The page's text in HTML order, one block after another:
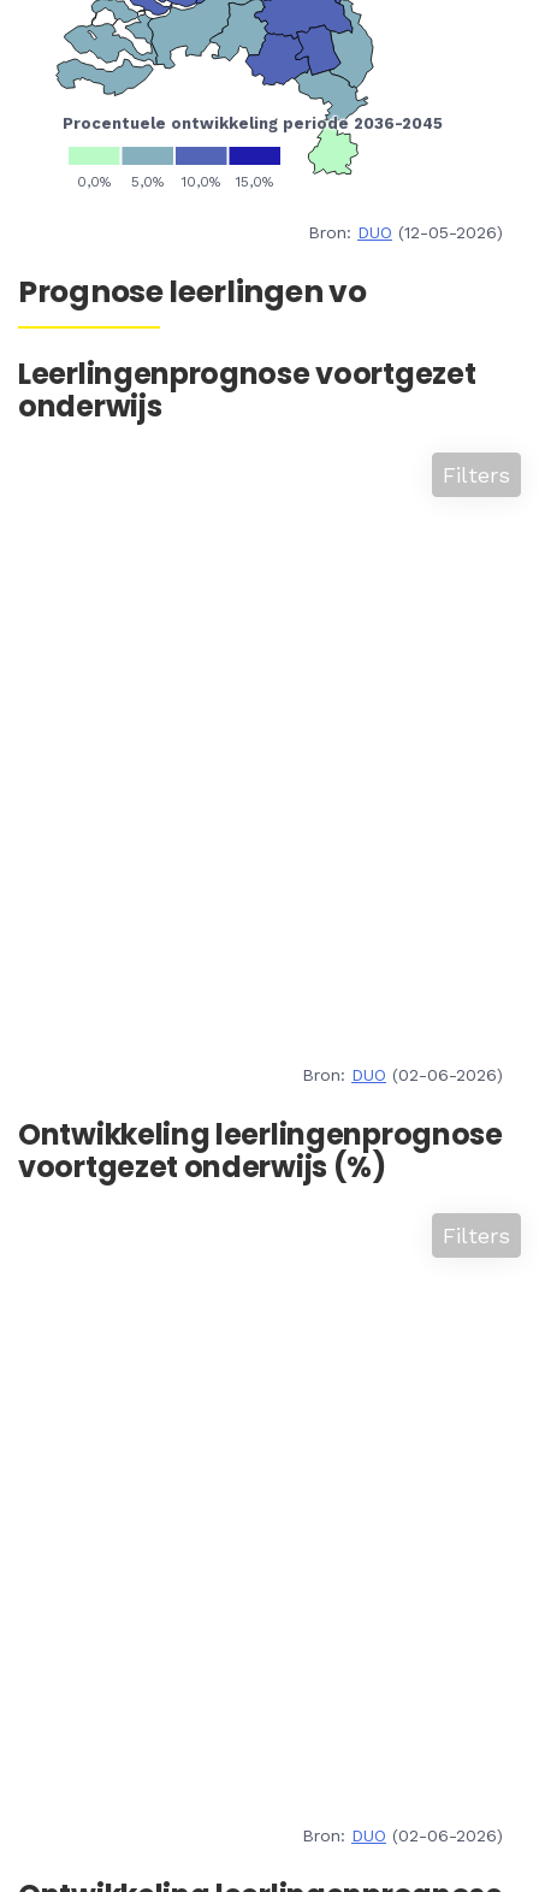
Bron: DUO (12-05-2026)
Prognose leerlingen vo
Leerlingenprognose voortgezet
onderwijs
Filters
Bron: DUO (02-06-2026)
Ontwikkeling leerlingenprognose
voortgezet onderwijs (%)
Filters
Bron: DUO (02-06-2026)